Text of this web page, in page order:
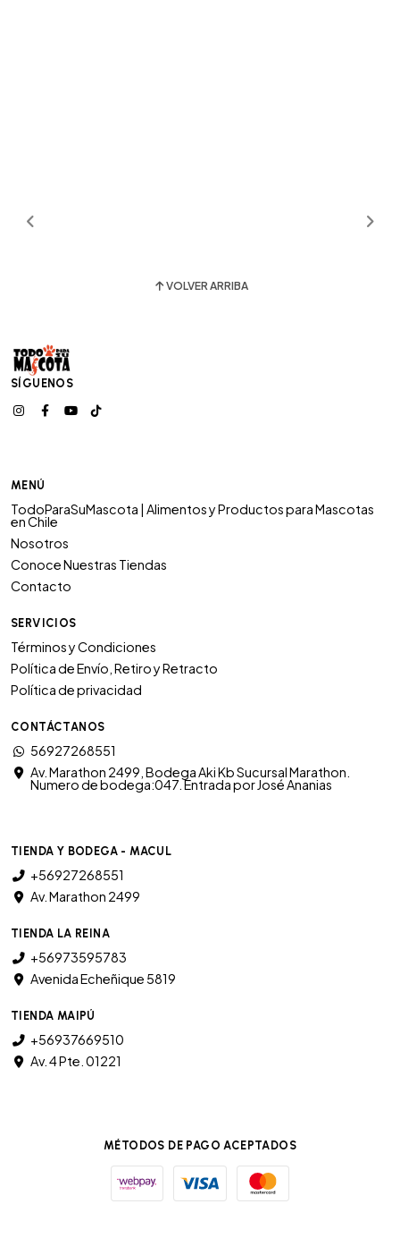
VOLVER ARRIBA
SÍGUENOS
MENÚ
TodoParaSuMascota | Alimentos y Productos para Mascotas
en Chile
Nosotros
Conoce Nuestras Tiendas
Contacto
SERVICIOS
Términos y Condiciones
Política de Envío, Retiro y Retracto
Política de privacidad
CONTÁCTANOS
56927268551
Av. Marathon 2499, Bodega Aki Kb Sucursal Marathon.
Numero de bodega:047. Entrada por José Ananias
TIENDA Y BODEGA - MACUL
+56927268551
Av. Marathon 2499
TIENDA LA REINA
+56973595783
Avenida Echeñique 5819
TIENDA MAIPÚ
+56937669510
Av. 4 Pte. 01221
MÉTODOS DE PAGO ACEPTADOS